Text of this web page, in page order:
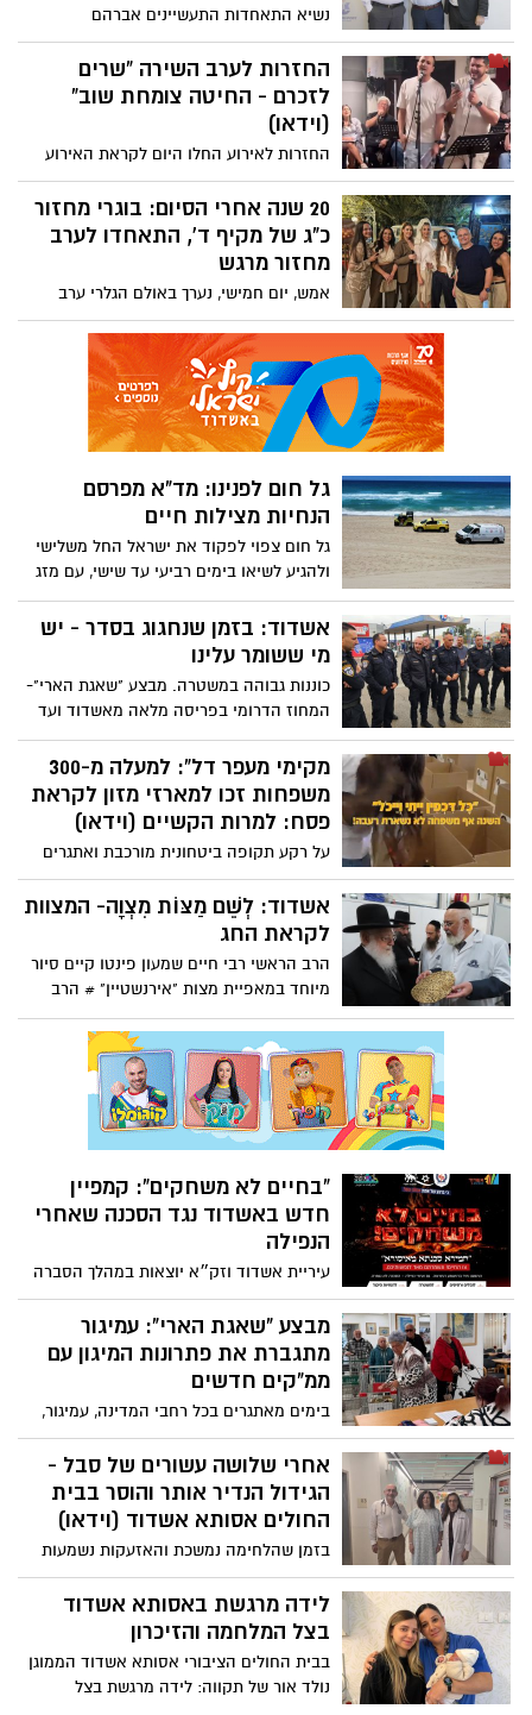
נשיא התאחדות התעשיינים אברהם
נובוגרוצקי הגיע לביקור בנמל אשדוד, אחד
הנכסים האסטרטגיים המרכזיים של מדינת
ישראל והלב הפועם של הסחר והתעשייה
המקומית
החזרות לערב השירה “שרים
לזכרם - החיטה צומחת שוב”
(וידאו)
החזרות לאירוע החלו היום לקראת האירוע
המרכזי שיתקיים ביום שני הקרוב בשעה 21:30
20 שנה אחרי הסיום: בוגרי מחזור
כ"ג של מקיף ד', התאחדו לערב
מחזור מרגש
אמש, יום חמישי, נערך באולם הגלרי ערב
מחזור מרגש של בוגרי מחזור כ"ג של מקיף ד',
ניהולו של רמי נעים
גל חום לפנינו: מד"א מפרסם
הנחיות מצילות חיים
גל חום צפוי לפקוד את ישראל החל משלישי
ולהגיע לשיאו בימים רביעי עד שישי, עם מזג
אוויר חם מהרגיל עד שרבי בכל אזורי הארץ.
במגן דוד אדום נערכים לתנאי מזג האוויר
וקוראים לציבור להיערך בהתאם
אשדוד: בזמן שנחגוג בסדר - יש
מי ששומר עלינו
כוננות גבוהה במשטרה. מבצע "שאגת הארי"-
המחוז הדרומי בפריסה מלאה מאשדוד ועד
אילת: מוכנות מבצעית מלאה לשמירה על
ביטחון הציבור במהלך חג הפסח
מקימי מעפר דל”: למעלה מ-300
משפחות זכו למארזי מזון לקראת
פסח: למרות הקשיים (וידאו)
על רקע תקופה ביטחונית מורכבת ואתגרים
בגיוס תרומות, בארגון “חסדי מאור מאיר” לא
ויתרו – והצליחו להגיע למאות משפחות עם
סיוע רחב ומכובד לחג
אשדוד: לְשֵׁם מַצּוֹת מִצְוָה- המצוות
לקראת החג
הרב הראשי רבי חיים שמעון פינטו קיים סיור
מיוחד במאפיית מצות "אירנשטיין" # הרב
פינטו הביע את התפעלותו מההידור המיוחד
שראה לכל אורך אפיית המצות
“בחיים לא משחקים”: קמפיין
חדש באשדוד נגד הסכנה שאחרי
הנפילה
עיריית אשדוד וזק״א יוצאות במהלך הסברה
רחב בעקבות זיהוי תופעה מדאיגה: ילדים
ובני נוער מתקרבים לנפלים ורסיסים -
ומסכנים חיים
מבצע "שאגת הארי": עמיגור
מתגברת את פתרונות המיגון עם
ממ"קים חדשים
בימים מאתגרים בכל רחבי המדינה, עמיגור,
חברת הבת של הסוכנות היהודית פועלת
להעניק מעטפת תמיכה לכ-7000 דיירי עשרות
בתי גיל הזהב שלה מנהריה בצפון, תל אביב,
ירושלים ועד ערד ובאר שבע בדרום. המעטפת
כוללת לצד תגבור המיגון, וצוותי תמיכה
מקצועיים, גם חלוקת סלי מזון לדיירים כדי
אחרי שלושה עשורים של סבל -
הגידול הנדיר אותר והוסר בבית
החולים אסותא אשדוד (וידאו)
בזמן שהלחימה נמשכת והאזעקות נשמעות
ברחבי הדרום, בוצע בבית החולים הציבורי
אסותא אשדוד ניתוח מורכב, שהביא לסיומם
של כשלושה עשורים של סבל עבור אילנה
הן סוף סוף נעלמו אחרי 30 שנה"
לידה מרגשת באסותא אשדוד
בצל המלחמה והזיכרון
בבית החולים הציבורי אסותא אשדוד הממוגן
נולד אור של תקווה: לידה מרגשת בצל